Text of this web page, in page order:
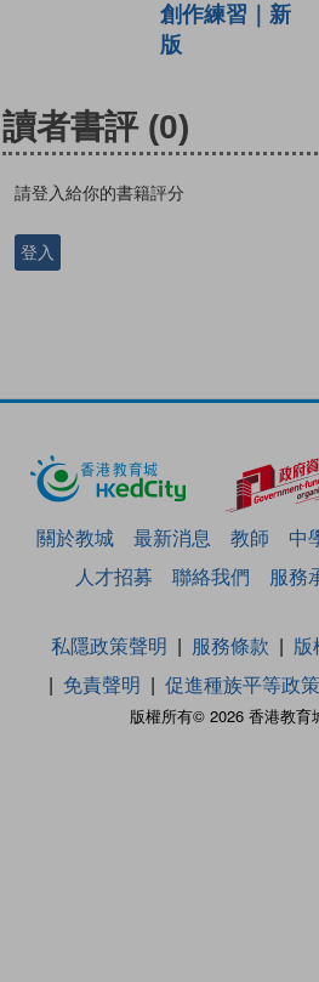
創作練習｜新
版
讀者書評 (0)
請登入給你的書籍評分
登入
關於教城 最新消息 教師 中
人才招募
聯絡我們 服務
版權所有© 2026 香港教育
私隱政策聲明 服務條款
版
免責聲明
促進種族平等政策